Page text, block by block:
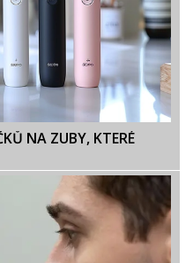
NA ZUBY, KTERÉ